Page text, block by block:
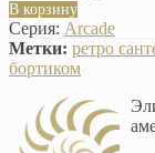
В корзину
Серия: Arcade
Метки: ретро
бортиком